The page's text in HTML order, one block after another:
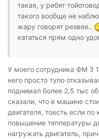
такая, у ребят
такого вообще не
жару говорят резвее..
кататься прям одно
У моего сотрудника ФМ 3
него просто тупо
поднимал более 2,5 тыс
сказали, что в машине
двигателя, тоесть если
повышение теппературы
нагружать двигатель,